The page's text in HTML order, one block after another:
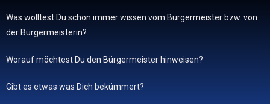
Was wolltest Du schon immer wissen vom Bürgermeister bzw. von
der Bürgermeisterin?
Worauf möchtest Du den Bürgermeister hinweisen?
Gibt es etwas was Dich bekümmert?